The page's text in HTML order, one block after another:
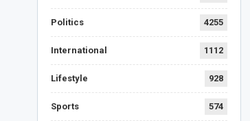
Politics 4255
International 1112
Lifestyle 928
Sports 574